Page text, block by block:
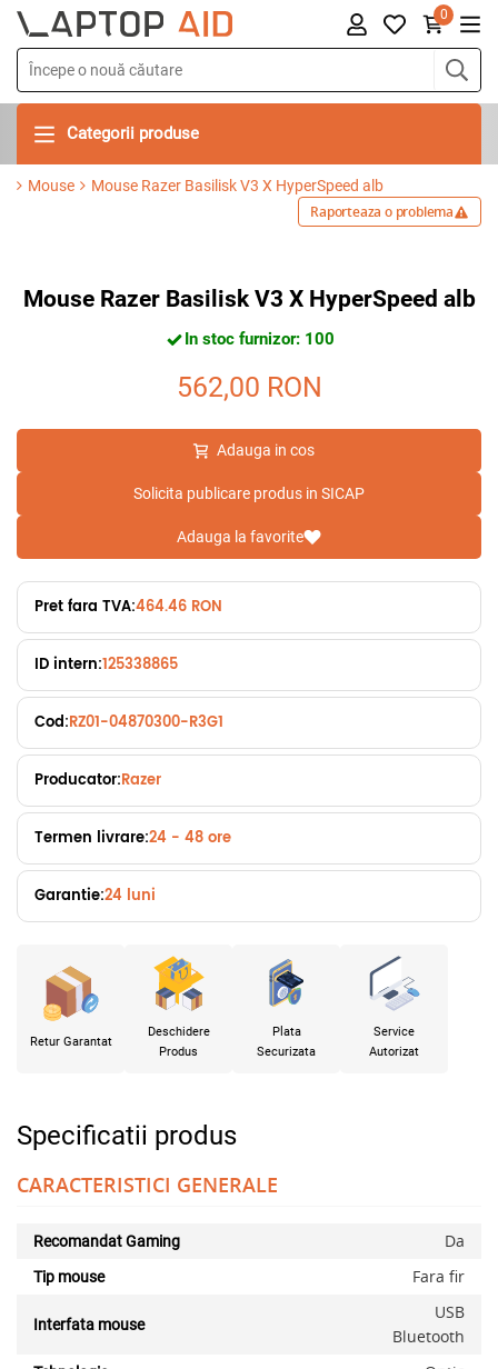
0
Categorii produse
Mouse Mouse Razer Basilisk V3 X HyperSpeed alb
Raporteaza o problema
Mouse Razer Basilisk V3 X HyperSpeed alb
In stoc furnizor: 100
562,00 RON
Adauga in cos
Solicita publicare produs in SICAP
Adauga la favorite
Pret fara TVA:464.46 RON
ID intern:125338865
Cod:RZ01-04870300-R3G1
Producator:Razer
Termen livrare:24 - 48 ore
Garantie:24 luni
Retur Garantat
Deschidere
Produs
Plata
Securizata
Service
Autorizat
Specificatii produs
CARACTERISTICI GENERALE
Recomandat Gaming Da
Tip mouse Fara fir
Interfata mouse
USB
Bluetooth